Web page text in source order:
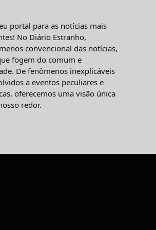
portal para as notícias mais
No Diário Estranho,
convencional das notícias,
fogem do comum e
De fenômenos inexplicáveis
a eventos peculiares e
oferecemos uma visão única
redor.